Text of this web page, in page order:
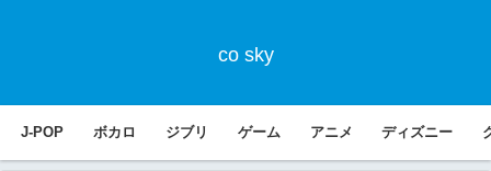
co sky
J-POP ボカロ ジブリ ゲーム アニメ ディズニー